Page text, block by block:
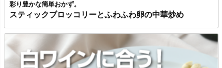
彩り豊かな簡単おかず。
スティックブロッコリーとふわふわ卵の中華炒め